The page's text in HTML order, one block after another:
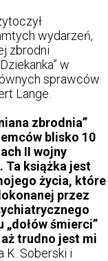
wydarzeń,
zbrodni
w
sprawców
Lange.
zbrodnia”
blisko 10
II wojny
Ta książka jest
życia, które
przez
„dołów śmierci”
trudno jest mi
K. Soberski i